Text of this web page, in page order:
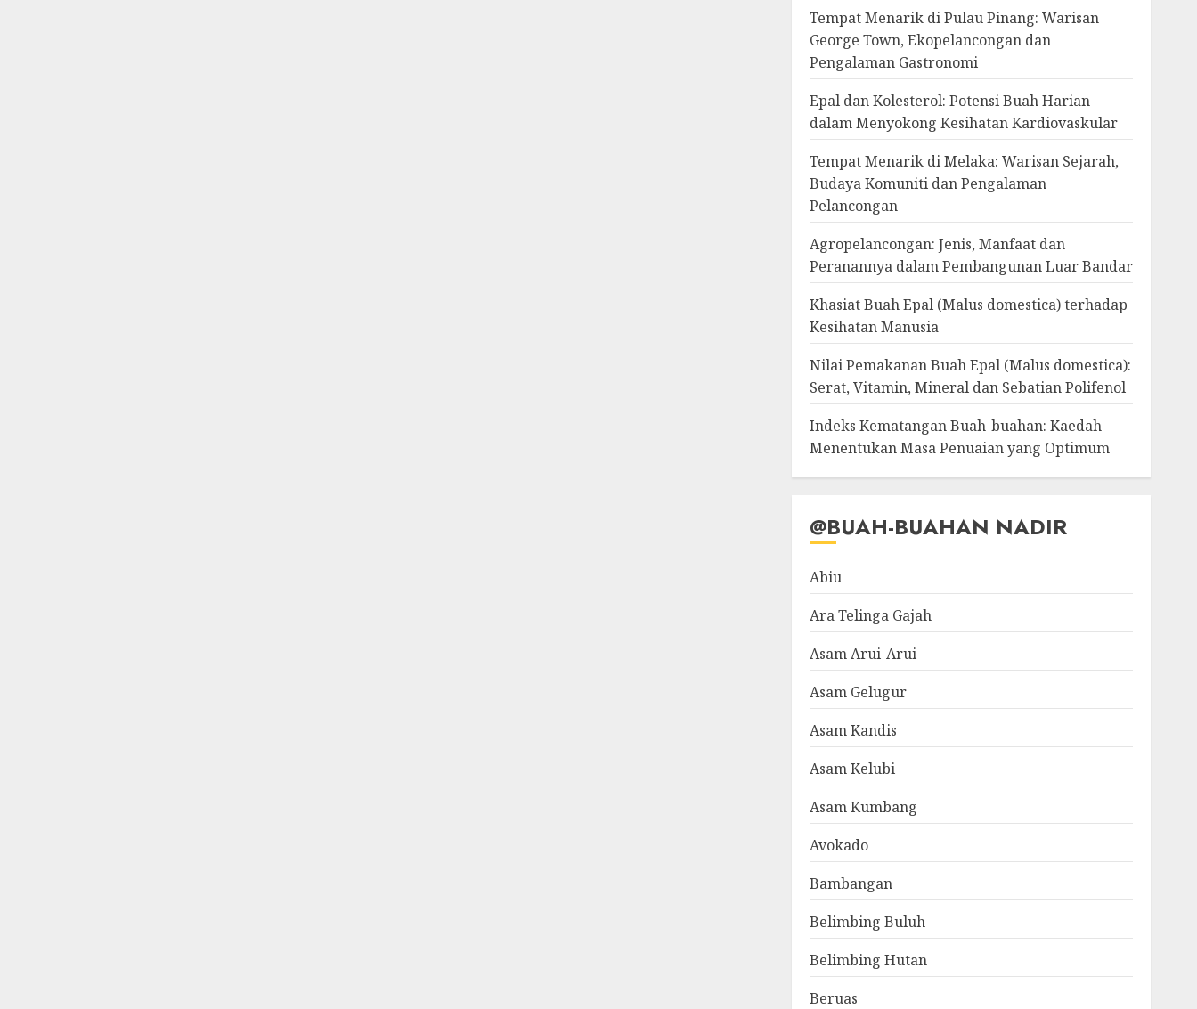
Tempat Menarik di Pulau Pinang: Warisan
George Town, Ekopelancongan dan
Pengalaman Gastronomi
Epal dan Kolesterol: Potensi Buah Harian
dalam Menyokong Kesihatan Kardiovaskular
Tempat Menarik di Melaka: Warisan Sejarah,
Budaya Komuniti dan Pengalaman
Pelancongan
Agropelancongan: Jenis, Manfaat dan
Peranannya dalam Pembangunan Luar Bandar
Khasiat Buah Epal (Malus domestica) terhadap
Kesihatan Manusia
Nilai Pemakanan Buah Epal (Malus domestica):
Serat, Vitamin, Mineral dan Sebatian Polifenol
Indeks Kematangan Buah-buahan: Kaedah
Menentukan Masa Penuaian yang Optimum
@BUAH-BUAHAN NADIR
Abiu
Ara Telinga Gajah
Asam Arui-Arui
Asam Gelugur
Asam Kandis
Asam Kelubi
Asam Kumbang
Avokado
Bambangan
Belimbing Buluh
Belimbing Hutan
Beruas